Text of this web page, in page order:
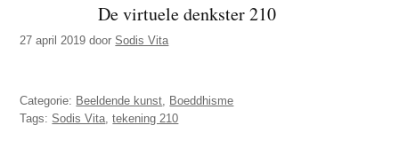
z
i
t
n
z
De virtuele denkster 210
27 april 2019 doorSodis Vita
Categorie: Beeldende kunst Boeddhisme
Tags:Sodis Vita ,tekening 210